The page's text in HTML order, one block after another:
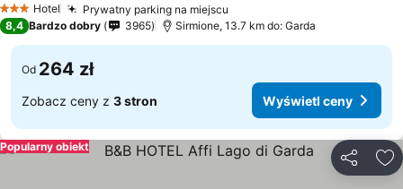
3 Kategoria
Hotel Prywatny parking na miejscu
8,4 Bardzo dobry 3965 Sirmione, 13.7 km do: Garda
Od 264 zł
Zobacz ceny z 3 stron Wyświetl ceny
Popularny obiekt